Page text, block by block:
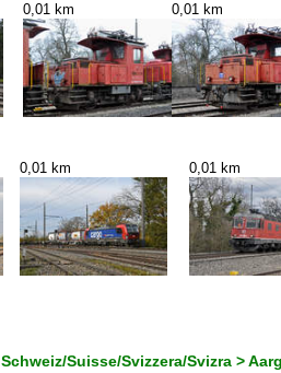
0,01 km 0,01 km
0,01 km 0,01 km
Schweiz/Suisse/Svizzera/Svizra >